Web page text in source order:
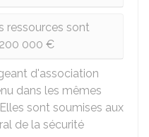
ressources sont
000 €
d'association
dans les mêmes
sont soumises aux
de la sécurité